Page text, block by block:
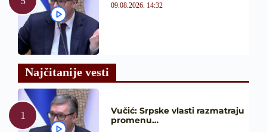
09.08.2026. 14:32
Najčitanije vesti
Vučić: Srpske vlasti razmatraju
promenu…